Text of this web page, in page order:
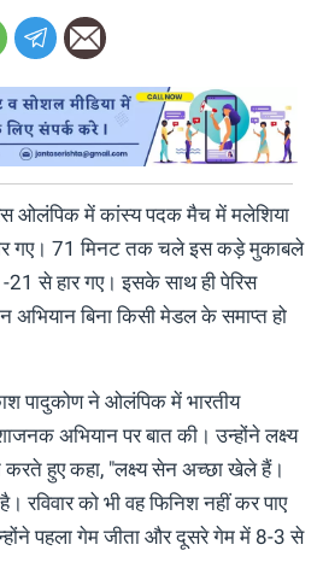
ओलंपिक में कांस्य पदक मैच में मलेशिया
गए। 71 मिनट तक चले इस कड़े मुकाबले
से हार गए। इसके साथ ही पेरिस
बिना किसी मेडल के समाप्त हो
पादुकोण ने ओलंपिक में भारतीय
अभियान पर बात की। उन्होंने लक्ष्य
हुए कहा, "लक्ष्य सेन अच्छा खेले हैं।
रविवार को भी वह फिनिश नहीं कर पाए
पहला गेम जीता और दूसरे गेम में 8-3 से